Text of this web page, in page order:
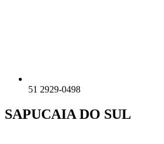
51 2929-0498
SAPUCAIA DO SUL